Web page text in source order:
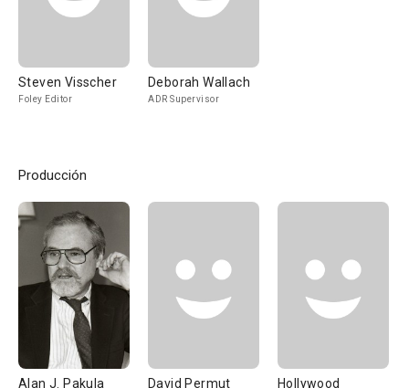
Steven Visscher
Foley Editor
Deborah Wallach
ADR Supervisor
Producción
Alan J. Pakula David Permut Hollywood